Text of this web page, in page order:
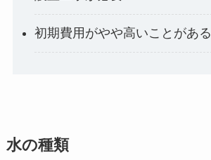
初期費用がやや高いことがある
水の種類